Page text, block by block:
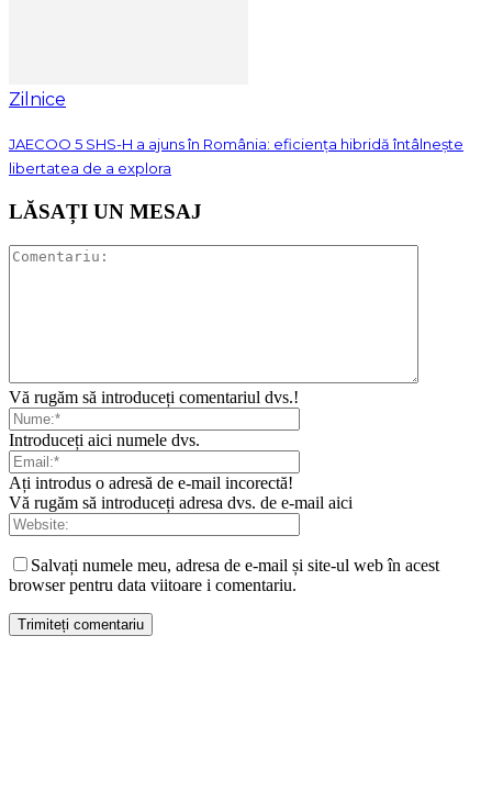
Zilnice
JAECOO 5 SHS-H a ajuns în România: eficiența hibridă întâlnește
libertatea de a explora
LĂSAȚI UN MESAJ
Vă rugăm să introduceți comentariul dvs.!
Introduceți aici numele dvs.
Ați introdus o adresă de e-mail incorectă!
Vă rugăm să introduceți adresa dvs. de e-mail aici
Salvați numele meu, adresa de e-mail și site-ul web în acest
browser pentru data viitoare i comentariu.